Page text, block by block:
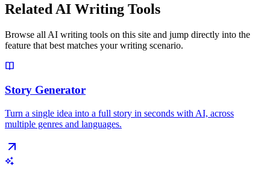
Related AI Writing Tools
Browse all AI writing tools on this site and jump directly into the
feature that best matches your writing scenario.
Story Generator
Turn a single idea into a full story in seconds with AI, across
multiple genres and languages.